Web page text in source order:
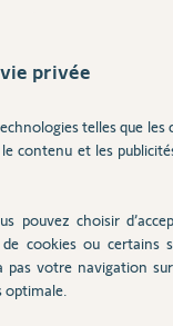
la v2
privée
telles que les
contenu et les
pouvez choisir
cookies ou certains
pas votre navigation